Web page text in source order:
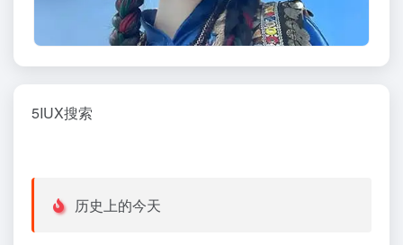
5IUX搜索
历史上的今天